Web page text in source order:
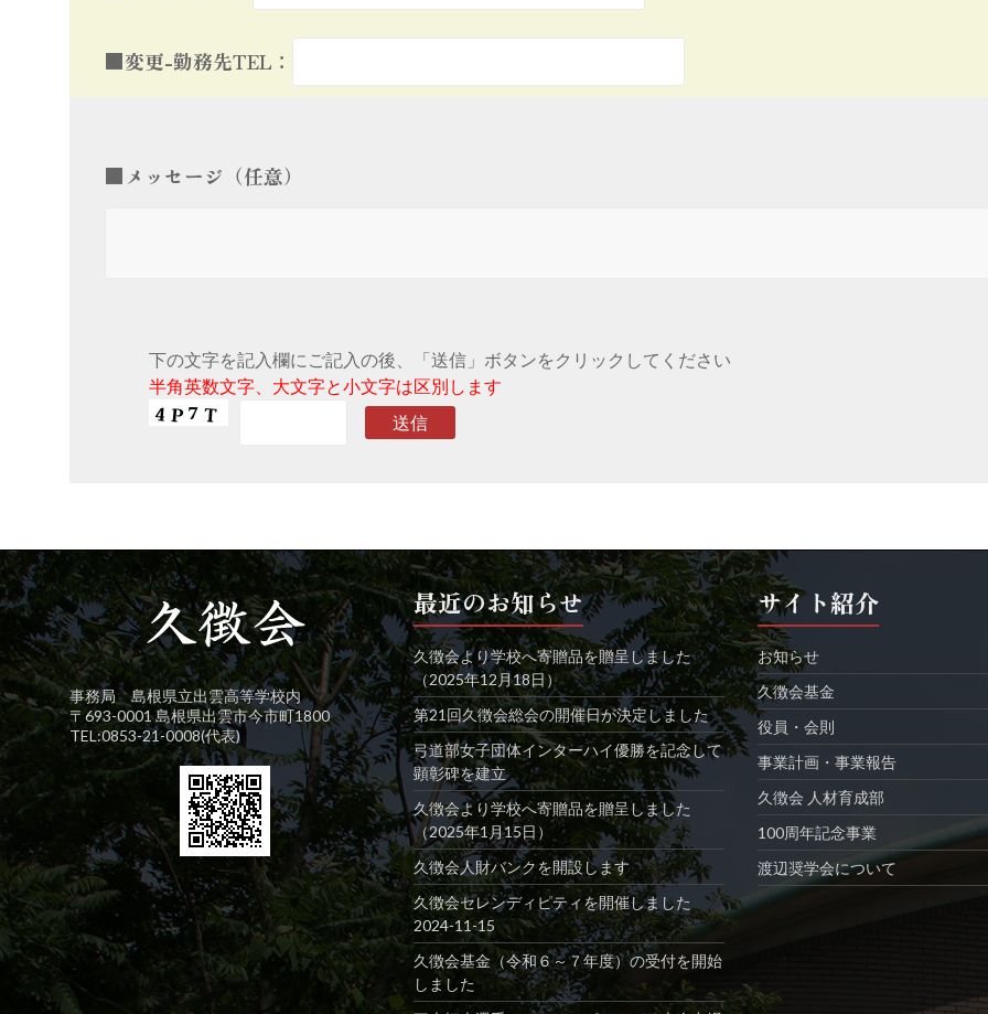
■変更-勤務先TEL：
■メッセージ（任意）
下の文字を記入欄にご記入の後、「送信」ボタンをクリックしてください
半角英数文字、大文字と小文字は区別します
事務局 島根県立出雲高等学校内
〒693-0001 島根県出雲市今市町1800
TEL:0853-21-0008(代表)
最近のお知らせ
久徴会より学校へ寄贈品を贈呈しました
（2025年12月18日）
第21回久徴会総会の開催日が決定しました
弓道部女子団体インターハイ優勝を記念して
顕彰碑を建立
久徴会より学校へ寄贈品を贈呈しました
（2025年1月15日）
久徴会人財バンクを開設します
久徴会セレンディピティを開催しました
2024-11-15
久徴会基金（令和６～７年度）の受付を開始
しました
サイト紹介
お知らせ
久徴会基金
役員・会則
事業計画・事業報告
久徴会 人材育成部
100周年記念事業
渡辺奨学会について